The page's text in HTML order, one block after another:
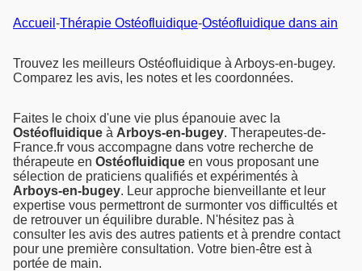
Accueil -Thérapie Ostéofluidique-Ostéofluidique dans ain
Trouvez les meilleurs Ostéofluidique à Arboys-en-bugey.
Comparez les avis, les notes et les coordonnées.
Faites le choix d'une vie plus épanouie avec la
Ostéofluidique à Arboys-en-bugey. Therapeutes-de-
France.fr vous accompagne dans votre recherche de
thérapeute en Ostéofluidique en vous proposant une
sélection de praticiens qualifiés et expérimentés à
Arboys-en-bugey. Leur approche bienveillante et leur
expertise vous permettront de surmonter vos difficultés et
de retrouver un équilibre durable. N'hésitez pas à
consulter les avis des autres patients et à prendre contact
pour une première consultation. Votre bien-être est à
portée de main.